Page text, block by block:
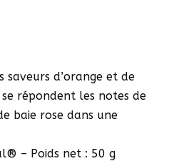
saveurs d’orange et de
se répondent les notes de
baie rose dans une
– Poids net : 50 g